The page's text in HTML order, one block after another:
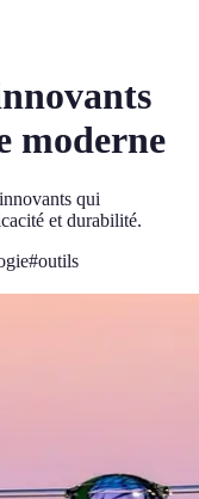
moderne
qui
et durabilité.
#outils